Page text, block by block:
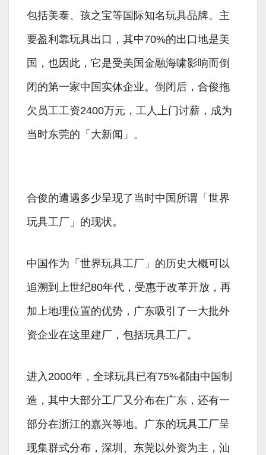
包括美泰、孩之宝等国际知名玩具品牌。主
要盈利靠玩具出口，其中70%的出口地是美
国，也因此，它是受美国金融海啸影响而倒
闭的第一家中国实体企业。倒闭后，合俊拖
欠员工工资2400万元，工人上门讨薪，成为
当时东莞的「大新闻」。
合俊的遭遇多少呈现了当时中国所谓「世界
玩具工厂」的现状。
中国作为「世界玩具工厂」的历史大概可以
追溯到上世纪80年代，受惠于改革开放，再
加上地理位置的优势，广东吸引了一大批外
资企业在这里建厂，包括玩具工厂。
进入2000年，全球玩具已有75%都由中国制
造，其中大部分工厂又分布在广东，还有一
部分在浙江的嘉兴等地。广东的玩具工厂呈
现集群式分布，深圳、东莞以外资为主，汕